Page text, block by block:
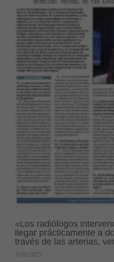
«Los radiólogos
llegar prácticamente a
través de las arterias,
tracto digestivo»
31/01/2025